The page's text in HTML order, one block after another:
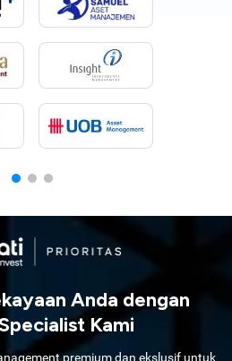
Anda dengan
Kami
premium dan ekslusif untuk